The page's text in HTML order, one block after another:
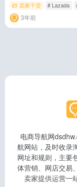
卖家干货 # Lazada
3年前
电商导航网
航网站，及时收录
网址和规则，主要
体营销、网店交易
卖家提供运营一